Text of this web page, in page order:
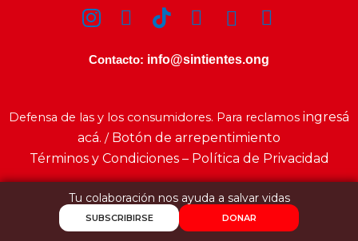
Contacto: info@sintientes.ong
Defensa de las y los consumidores. Para reclamos ingresá
acá. / Botón de arrepentimiento
Términos y Condiciones – Política de Privacidad
Tu colaboración nos ayuda a salvar vidas
SUBSCRIBIRSE DONAR